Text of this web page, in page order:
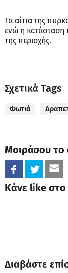
Τα αίτια της
ενώ η κατάσταση
της περιοχής.
Σχετικά Tags
Φωτιά
Μοιράσου το
Κάνε like στο
Διαβάστε